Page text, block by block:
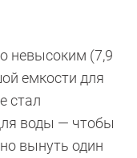
невысоким (7,9
емкости для
стал
воды — чтобы
вынуть один